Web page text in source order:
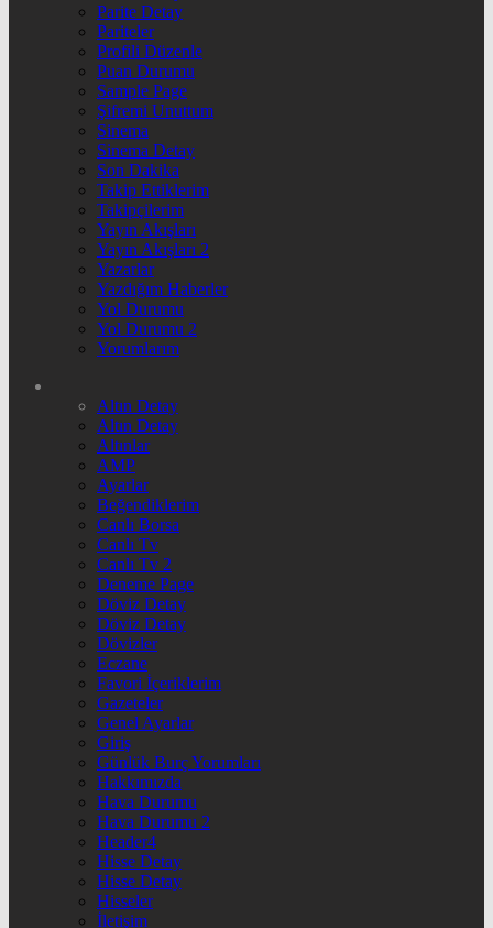
Parite Detay
Pariteler
Profili Düzenle
Puan Durumu
Sample Page
Şifremi Unuttum
Sinema
Sinema Detay
Son Dakika
Takip Ettiklerim
Takipçilerim
Yayın Akışları
Yayın Akışları 2
Yazarlar
Yazdığım Haberler
Yol Durumu
Yol Durumu 2
Yorumlarım
Altın Detay
Altın Detay
Altınlar
AMP
Ayarlar
Beğendiklerim
Canlı Borsa
Canlı Tv
Canlı Tv 2
Deneme Page
Döviz Detay
Döviz Detay
Dövizler
Eczane
Favori İçeriklerim
Gazeteler
Genel Ayarlar
Giriş
Günlük Burç Yorumları
Hakkımızda
Hava Durumu
Hava Durumu 2
Header4
Hisse Detay
Hisse Detay
Hisseler
İletişim